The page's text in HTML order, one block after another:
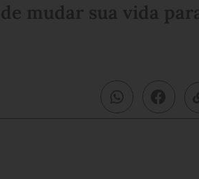
mudar sua vida